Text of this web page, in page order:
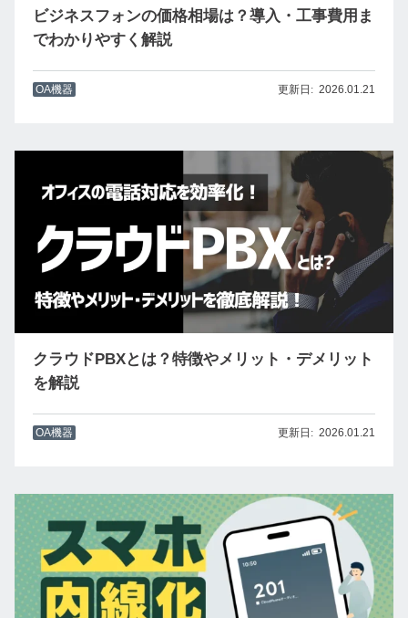
ビジネスフォンの価格相場は？導入・工事費用ま
でわかりやすく解説
OA機器 2026.01.21
クラウドPBXとは？特徴やメリット・デメリット
を解説
OA機器 2026.01.21